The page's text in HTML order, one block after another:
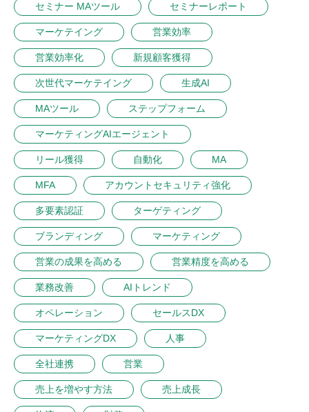
セミナー MAツール セミナーレポート
マーケテイング 営業効率
営業効率化 新規顧客獲得
次世代マーケテイング 生成AI
MAツール ステップフォーム
マーケティングAIエージェント
リール獲得 自動化 MA
MFA アカウントセキュリティ強化
多要素認証 ターゲティング
ブランディング マーケティング
営業の成果を高める 営業精度を高める
業務改善 AIトレンド
オペレーション セールスDX
マーケティングDX 人事
全社連携 営業
売上を増やす方法 売上成長